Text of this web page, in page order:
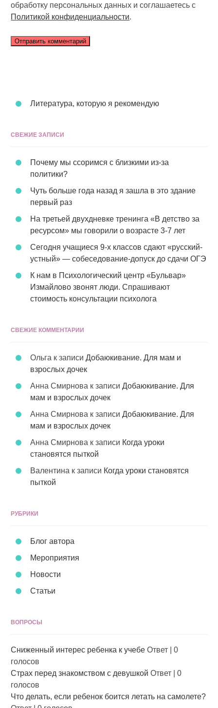
обработку персональных данных и соглашаетесь с
Политикой конфиденциальности.
Литература, которую я рекомендую
СВЕЖИЕ ЗАПИСИ
Почему мы ссоримся с близкими из-за
политики?
Чуть больше года назад я зашла в это здание
первый раз
На третьей двухдневке тренинга «В детство за
ресурсом» мы говорили о возрасте 3-7 лет
Сегодня учащиеся 9-х классов сдают «русский-
устный» — собеседование-допуск до сдачи ОГЭ
К нам в Психологический центр «Бульвар»
Измайлово звонят люди. Спрашивают
стоимость консультации психолога
СВЕЖИЕ КОММЕНТАРИИ
Ольга к записиДобаюкивание. Для мам и
взрослых дочек
Анна Смирнова к записиДобаюкивание. Для
мам и взрослых дочек
Анна Смирнова к записиДобаюкивание. Для
мам и взрослых дочек
Анна Смирнова к записи Когда уроки
становятся пыткой
Валентина к записи Когда уроки становятся
пыткой
РУБРИКИ
Блог автора
Мероприятия
Новости
Статьи
ВОПРОСЫ
Сниженный интерес ребенка к учебе Ответ |0
голосов
Страх перед знакомством с девушкой Ответ |0
голосов
Что делать, если ребенок боится летать на самолете?